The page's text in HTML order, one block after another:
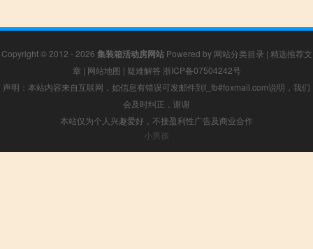
Copyright © 2012 - 2026 集装箱活动房网站Powered by 网站分类目录 | 精选推荐文
章 | 网站地图 | 疑难解答 浙ICP备07504242号
声明：本站内容来自互联网，如信息有错误可发邮件到f_fb#foxmail.com说明，我们
会及时纠正，谢谢
本站仅为个人兴趣爱好，不接盈利性广告及商业合作
小男孩